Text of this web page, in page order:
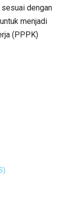
dengan
menjadi
(PPPK)